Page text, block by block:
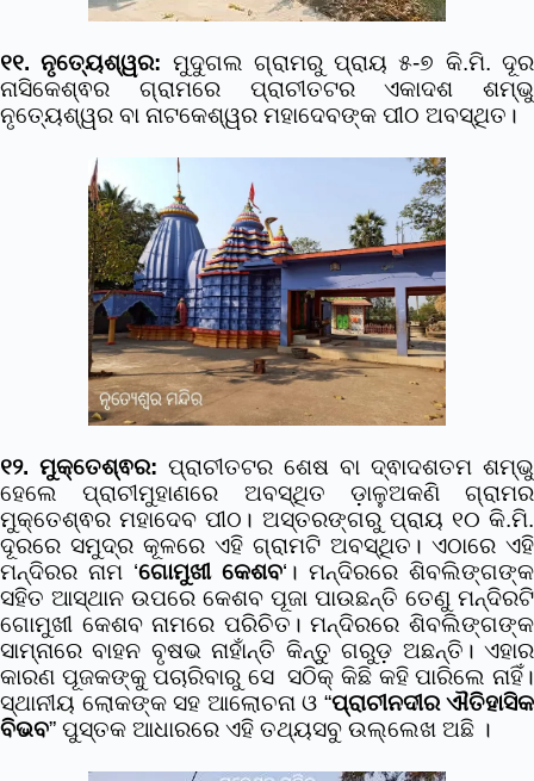
୧୧. ନୃତ୍ୟେଶ୍ୱର: ମୁଦୁଗଲ ଗ୍ରାମରୁ ପ୍ରାୟ ୫-୭ କି.ମି. ଦୂର
ନାସିକେଶ୍ଵର ଗ୍ରାମରେ ପ୍ରାଚୀତଟର ଏକାଦଶ ଶମ୍ଭୁ
ନୃତ୍ୟେଶ୍ୱର ବା ନାଟକେଶ୍ୱର ମହାଦେବଙ୍କ ପୀଠ ଅବସ୍ଥିତ।
୧୨. ମୁକ୍ତେଶ୍ଵର: ପ୍ରାଚୀତଟର ଶେଷ ବା ଦ୍ଵାଦଶତମ ଶମ୍ଭୁ
ହେଲେ ପ୍ରାଚୀମୁହାଣରେ ଅବସ୍ଥିତ ଡ଼ାଳୁଅକଣି ଗ୍ରାମର
ମୁକ୍ତେଶ୍ଵର ମହାଦେବ ପୀଠ। ଅସ୍ତରଙ୍ଗରୁ ପ୍ରାୟ ୧୦ କି.ମି.
ଦୂରରେ ସମୁଦ୍ର କୂଳରେ ଏହି ଗ୍ରାମଟି ଅବସ୍ଥିତ। ଏଠାରେ ଏହି
ମନ୍ଦିରର ନାମ ‘ଗୋମୁଖୀ କେଶବ‘। ମନ୍ଦିରରେ ଶିବଲିଙ୍ଗଙ୍କ
ସହିତ ଆସ୍ଥାନ ଉପରେ କେଶବ ପୂଜା ପାଉଛନ୍ତି ତେଣୁ ମନ୍ଦିରଟି
ଗୋମୁଖୀ କେଶବ ନାମରେ ପରିଚିତ। ମନ୍ଦିରରେ ଶିବଲିଙ୍ଗଙ୍କ
ସାମ୍ନାରେ ବାହନ ବୃଷଭ ନାହାଁନ୍ତି କିନ୍ତୁ ଗରୁଡ଼ ଅଛନ୍ତି। ଏହାର
କାରଣ ପୂଜକଙ୍କୁ ପଚାରିବାରୁ ସେ ସଠିକ୍ କିଛି କହି ପାରିଲେ ନାହିଁ।
ସ୍ଥାନୀୟ ଲୋକଙ୍କ ସହ ଆଲୋଚନା ଓ “ପ୍ରାଚୀନଦୀର ଐତିହାସିକ
ବିଭବ” ପୁସ୍ତକ ଆଧାରରେ ଏହି ତଥ୍ୟସବୁ ଉଲ୍ଲେଖ ଅଛି ।